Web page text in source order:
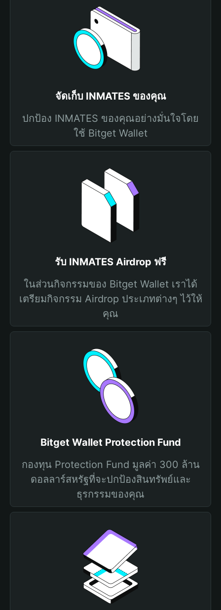
จัดเก็บ INMATES ของคุณ
ปกป้อง INMATES ของคุณอย่างมั่นใจโดย
ใช้ Bitget Wallet
รับ INMATES Airdrop ฟรี
ในส่วนกิจกรรมของ Bitget Wallet เราได้
เตรียมกิจกรรม Airdrop ประเภทต่างๆ ไว้ให้
คุณ
Bitget Wallet Protection Fund
กองทุน Protection Fund มูลค่า 300 ล้าน
ดอลลาร์สหรัฐที่จะปกป้องสินทรัพย์และ
ธุรกรรมของคุณ